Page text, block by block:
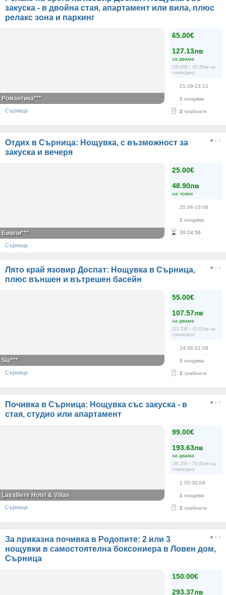
закуска - в двойна стая, апартамент или вила, плюс
релакс зона и паркинг
65.00€
127.13лв
за двама
(18.00€ / 35.20лв на
човек/ден)
21.09-23.12
1 нощувка
2 грабнати
Романтика***
Сърница
Отдих в Сърница: Нощувка, с възможност за
закуска и вечеря
25.00€
48.90лв
на човек
25.06-10.08
1 нощувка
30:24:55
Емили***
Сърница
Лято край язовир Доспат: Нощувка в Сърница,
плюс външен и вътрешен басейн
55.00€
107.57лв
за двама
(23.33€ / 45.63лв на
човек/ден)
24.06-31.08
1 нощувка
2 грабнати
Sia***
Сърница
Почивка в Сърница: Нощувка със закуска - в
стая, студио или апартамент
99.00€
193.63лв
за двама
(36.25€ / 70.90лв на
човек/ден)
1.05-30.09
1 нощувка
2 грабнати
Lavalliere Hotel & Villas
Сърница
За приказна почивка в Родопите: 2 или 3
нощувки в самостоятелна боксониера в Ловен дом,
Сърница
150.00€
293.37лв